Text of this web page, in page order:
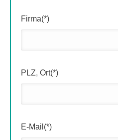
Firma(*)
PLZ, Ort(*)
E-Mail(*)